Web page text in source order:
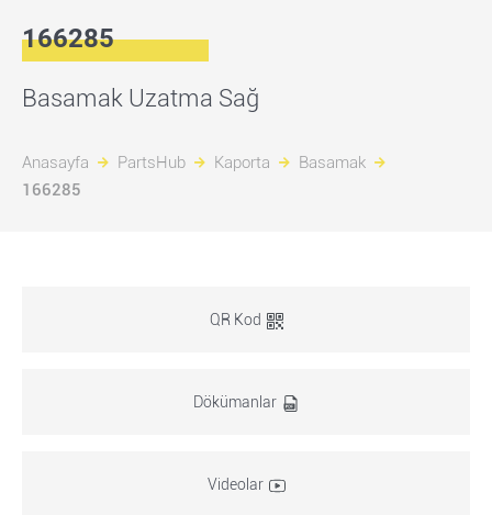
166285
Basamak Uzatma Sağ
Anasayfa PartsHub Kaporta
Basamak
166285
QR Kod
Dökümanlar
Videolar